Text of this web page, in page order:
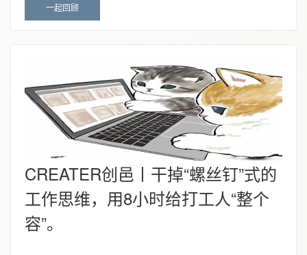
一起回顾
CREATER创邑丨干掉“螺丝钉”式的
工作思维，用8小时给打工人“整个
容”。